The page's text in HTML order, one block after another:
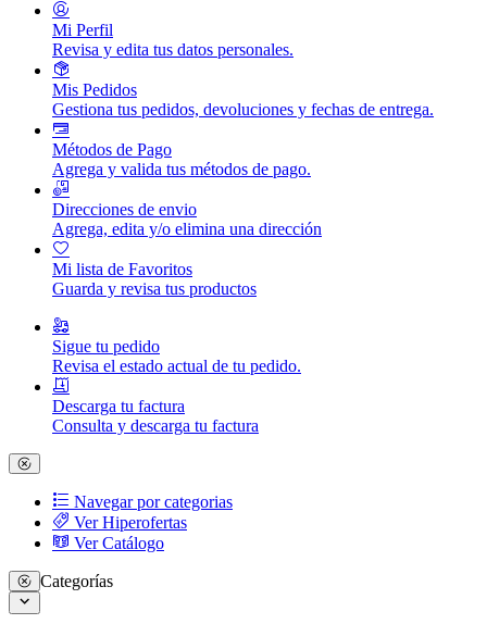
Mi Perfil
Revisa y edita tus datos personales.
Mis Pedidos
Gestiona tus pedidos, devoluciones y fechas de entrega.
Métodos de Pago
Agrega y valida tus métodos de pago.
Direcciones de envio
Agrega, edita y/o elimina una dirección
Mi lista de Favoritos
Guarda y revisa tus productos
Sigue tu pedido
Revisa el estado actual de tu pedido.
Descarga tu factura
Consulta y descarga tu factura
Navegar por categorias
Ver Hiperofertas
Ver Catálogo
Categorías